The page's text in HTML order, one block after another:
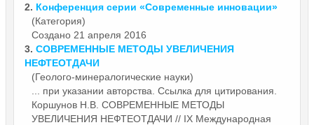
2. Конференция серии «Современные инновации»
(Категория)
Создано 21 апреля 2016
3. СОВРЕМЕННЫЕ МЕТОДЫ УВЕЛИЧЕНИЯ
НЕФТЕОТДАЧИ
(Геолого-минералогические науки)
... при указании авторства. Ссылка для цитирования.
Коршунов Н.В. СОВРЕМЕННЫЕ МЕТОДЫ
УВЕЛИЧЕНИЯ НЕФТЕОТДАЧИ // IX Международная